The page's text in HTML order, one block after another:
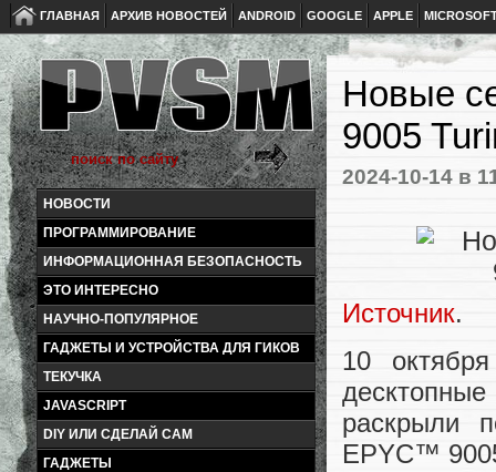
ГЛАВНАЯ АРХИВ НОВОСТЕЙ ANDROID GOOGLE APPLE
НОВОСТИ
ПРОГРАММИРОВАНИЕ
ИНФОРМАЦИОННАЯ БЕЗОПАСНОСТЬ
ЭТО ИНТЕРЕСНО
НАУЧНО-ПОПУЛЯРНОЕ
ГАДЖЕТЫ И УСТРОЙСТВА ДЛЯ ГИКОВ
ТЕКУЧКА
JAVASCRIPT
DIY ИЛИ СДЕЛАЙ САМ
ГАДЖЕТЫ
Новые
9005
2024-10-14 в
Источник.
10
раскрыли
EPYC™